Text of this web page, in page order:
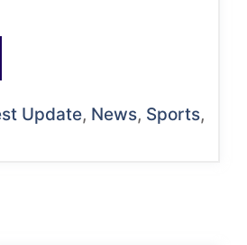
Update, News, Sports,